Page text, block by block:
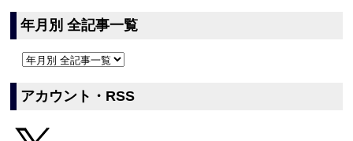
年月別 全記事一覧
アカウント・RSS